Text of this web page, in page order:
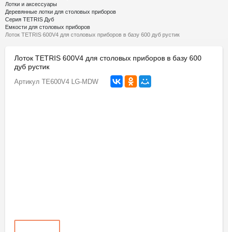
Лотки и аксессуары
Деревянные лотки для столовых приборов
Серия TETRIS Дуб
Емкости для столовых приборов
Лоток TETRIS 600V4 для столовых приборов в базу 600 дуб рустик
Лоток TETRIS 600V4 для столовых приборов в базу 600
дуб рустик
Артикул TE600V4 LG-MDW